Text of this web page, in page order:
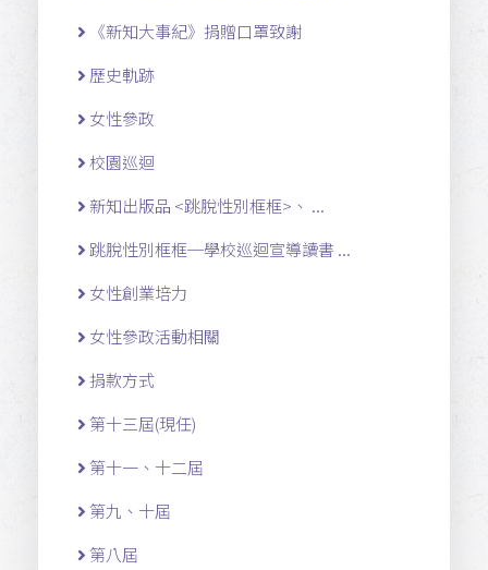
《新知大事紀》捐贈口罩致謝
歷史軌跡
女性參政
校園巡迴
新知出版品 <跳脫性別框框>、 ...
跳脫性別框框─學校巡迴宣導讀書 ...
女性創業培力
女性參政活動相關
捐款方式
第十三屆(現任)
第十一 、十二 屆
第九、十屆
第八屆